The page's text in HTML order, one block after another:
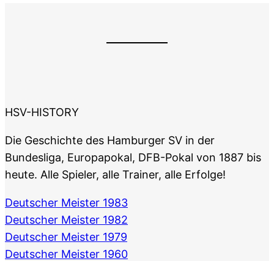
HSV-HISTORY
Die Geschichte des Hamburger SV in der
Bundesliga, Europapokal, DFB-Pokal von 1887 bis
heute. Alle Spieler, alle Trainer, alle Erfolge!
Deutscher Meister 1983
Deutscher Meister 1982
Deutscher Meister 1979
Deutscher Meister 1960